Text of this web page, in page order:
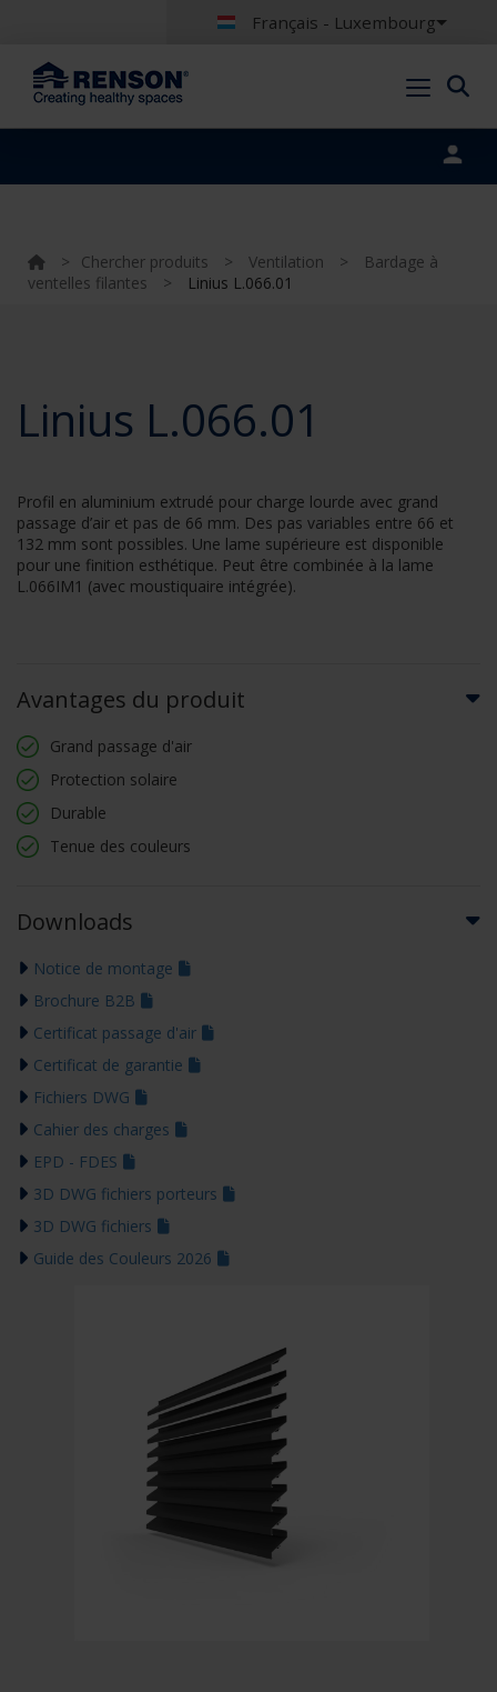
Français - Luxembourg
> Chercher produits > Ventilation >
Bardage à
ventelles filantes
> Linius L.066.01
Linius L.066.01
Profil en aluminium extrudé pour charge lourde avec grand
passage d’air et pas de 66 mm. Des pas variables entre 66 et
132 mm sont possibles. Une lame supérieure est disponible
pour une finition esthétique. Peut être combinée à la lame
L.066IM1 (avec moustiquaire intégrée).
Avantages du produit
Grand passage d'air
Protection solaire
Durable
Tenue des couleurs
Downloads
Notice de montage
Brochure B2B
Certificat passage d'air
Certificat de garantie
Fichiers DWG
Cahier des charges
EPD - FDES
3D DWG fichiers porteurs
3D DWG fichiers
Guide des Couleurs 2026